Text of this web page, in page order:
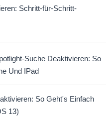
Schritt-für-Schritt-
Suche Deaktivieren: So
Und IPad
So Geht's Einfach
13)